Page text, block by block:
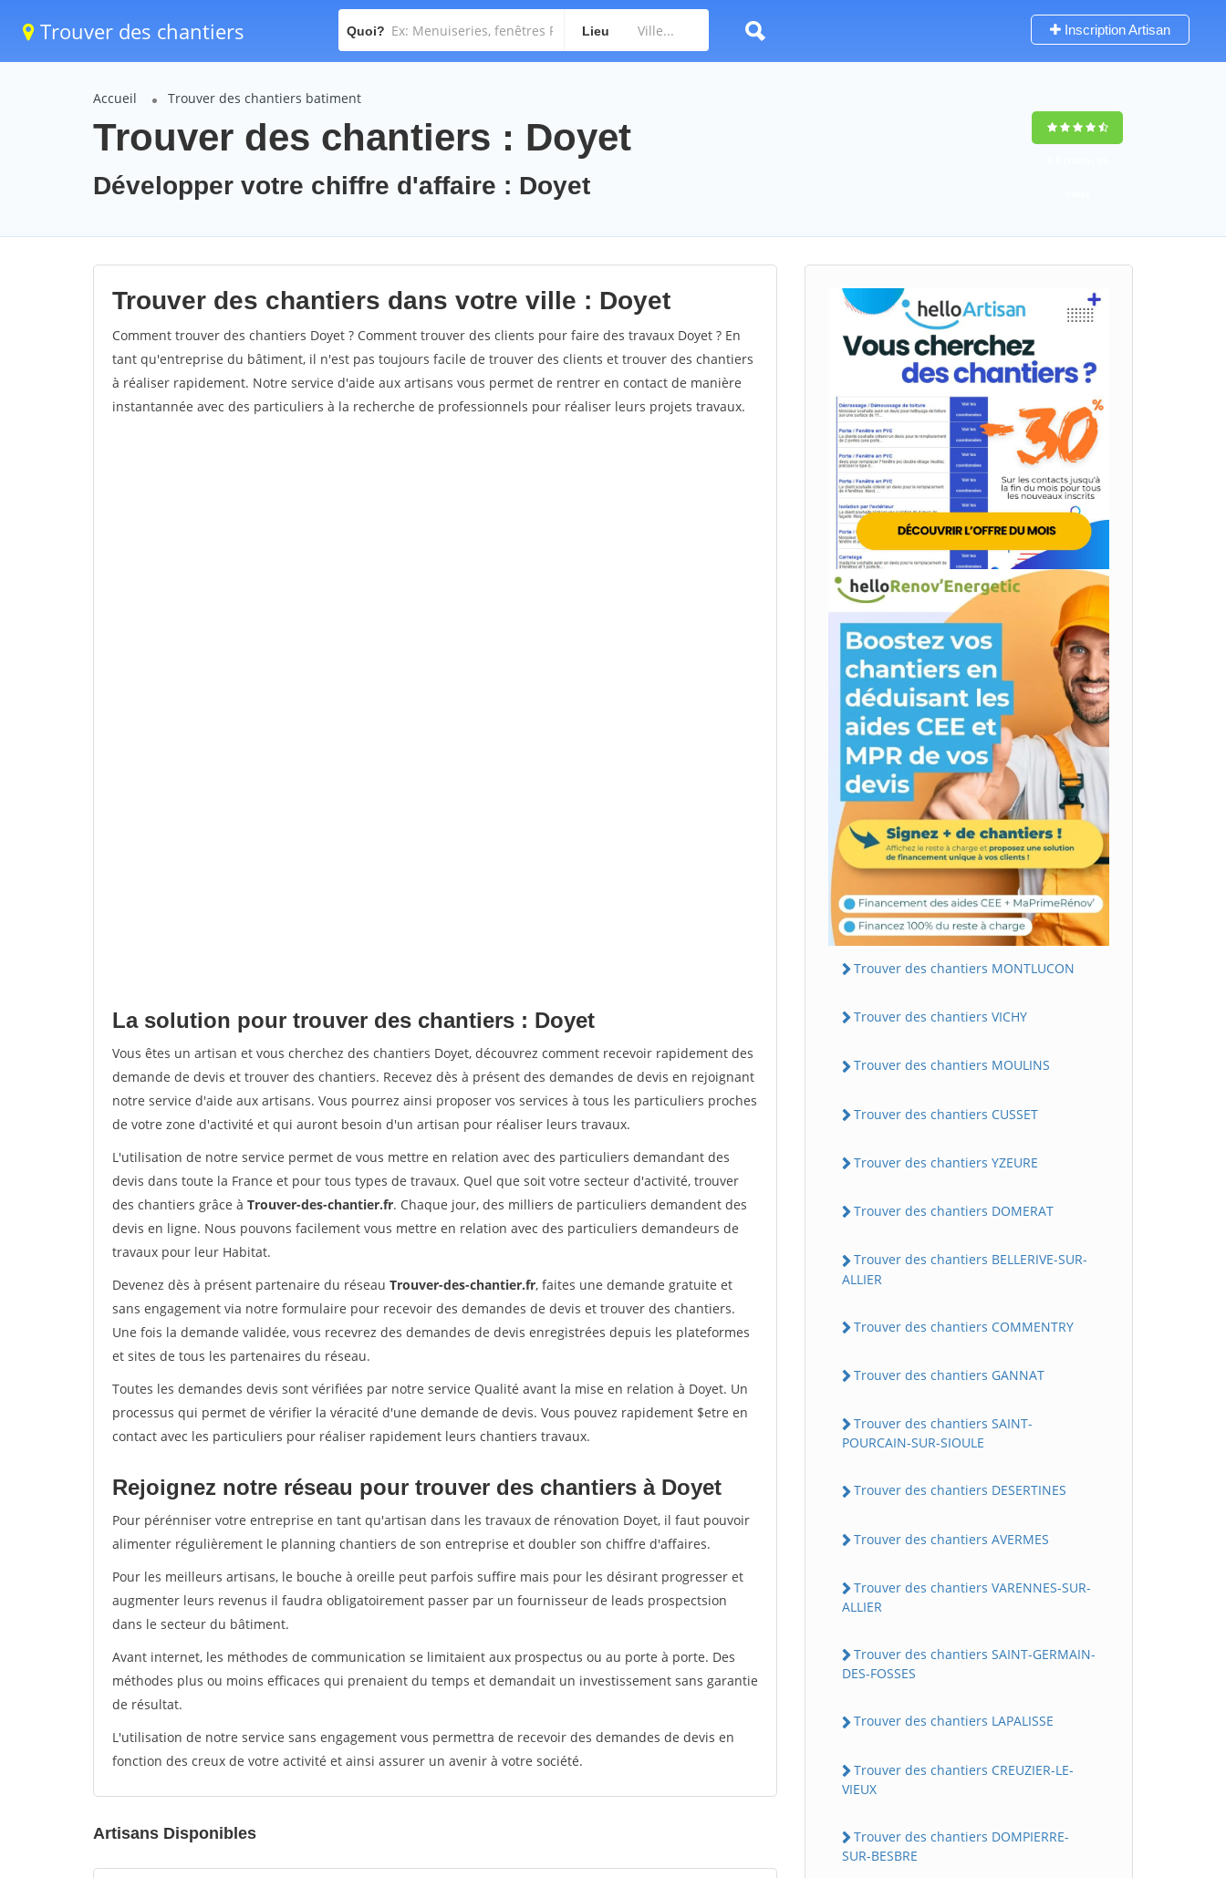
Trouver des chantiers Quoi? Lieu Inscription Artisan
Accueil Trouver des chantiers batiment
Trouver des chantiers : Doyet
Développer votre chiffre d'affaire : Doyet
Trouver des chantiers dans votre ville : Doyet
Comment trouver des chantiers Doyet ? Comment trouver des clients pour faire des travaux Doyet ? En
tant qu'entreprise du bâtiment, il n'est pas toujours facile de trouver des clients et trouver des chantiers
à réaliser rapidement. Notre service d'aide aux artisans vous permet de rentrer en contact de manière
instantannée avec des particuliers à la recherche de professionnels pour réaliser leurs projets travaux.
La solution pour trouver des chantiers : Doyet
Vous êtes un artisan et vous cherchez des chantiers Doyet, découvrez comment recevoir rapidement des
demande de devis et trouver des chantiers. Recevez dès à présent des demandes de devis en rejoignant
notre service d'aide aux artisans. Vous pourrez ainsi proposer vos services à tous les particuliers proches
de votre zone d'activité et qui auront besoin d'un artisan pour réaliser leurs travaux.
L'utilisation de notre service permet de vous mettre en relation avec des particuliers demandant des
devis dans toute la France et pour tous types de travaux. Quel que soit votre secteur d'activité, trouver
des chantiers grâce à Trouver-des-chantier.fr. Chaque jour, des milliers de particuliers demandent des
devis en ligne. Nous pouvons facilement vous mettre en relation avec des particuliers demandeurs de
travaux pour leur Habitat.
Devenez dès à présent partenaire du réseau Trouver-des-chantier.fr, faites une demande gratuite et
sans engagement via notre formulaire pour recevoir des demandes de devis et trouver des chantiers.
Une fois la demande validée, vous recevrez des demandes de devis enregistrées depuis les plateformes
et sites de tous les partenaires du réseau.
Toutes les demandes devis sont vérifiées par notre service Qualité avant la mise en relation à Doyet. Un
processus qui permet de vérifier la véracité d'une demande de devis. Vous pouvez rapidement $etre en
contact avec les particuliers pour réaliser rapidement leurs chantiers travaux.
Rejoignez notre réseau pour trouver des chantiers à Doyet
Pour pérénniser votre entreprise en tant qu'artisan dans les travaux de rénovation Doyet, il faut pouvoir
alimenter régulièrement le planning chantiers de son entreprise et doubler son chiffre d'affaires.
Pour les meilleurs artisans, le bouche à oreille peut parfois suffire mais pour les désirant progresser et
augmenter leurs revenus il faudra obligatoirement passer par un fournisseur de leads prospectsion
dans le secteur du bâtiment.
Avant internet, les méthodes de communication se limitaient aux prospectus ou au porte à porte. Des
méthodes plus ou moins efficaces qui prenaient du temps et demandait un investissement sans garantie
de résultat.
L'utilisation de notre service sans engagement vous permettra de recevoir des demandes de devis en
fonction des creux de votre activité et ainsi assurer un avenir à votre société.
Artisans Disponibles
Trouver des chantiers MONTLUCON
Trouver des chantiers VICHY
Trouver des chantiers MOULINS
Trouver des chantiers CUSSET
Trouver des chantiers YZEURE
Trouver des chantiers DOMERAT
Trouver des chantiers BELLERIVE-SUR-
ALLIER
Trouver des chantiers COMMENTRY
Trouver des chantiers GANNAT
Trouver des chantiers SAINT-
POURCAIN-SUR-SIOULE
Trouver des chantiers DESERTINES
Trouver des chantiers AVERMES
Trouver des chantiers VARENNES-SUR-
ALLIER
Trouver des chantiers SAINT-GERMAIN-
DES-FOSSES
Trouver des chantiers LAPALISSE
Trouver des chantiers CREUZIER-LE-
VIEUX
Trouver des chantiers DOMPIERRE-
SUR-BESBRE